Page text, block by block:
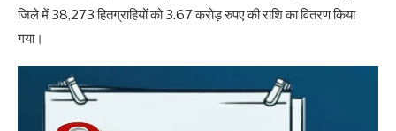
जिले में 38,273 हितग्राहियों को 3.67 करोड़ रुपए की राशि का वितरण किया
गया।